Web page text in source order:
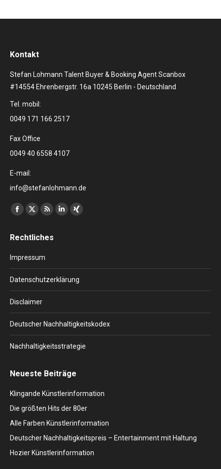
Kontakt
Stefan Lohmann Talent Buyer & Booking Agent Scanbox
#14554 Ehrenbergstr. 16a 10245 Berlin - Deutschland
Tel. mobil:
0049 171 166 2517
Fax Office
0049 40 6558 4107
E-mail:
info@stefanlohmann.de
Finden Sie uns auf:
Facebook
opens
new
window
X
opens
new
window
RSS
opens
new
window
Linkedin
new
window
XING
new
window
Rechtliches
Impressum
Datenschutzerklärung
Disclaimer
Deutscher Nachhaltigkeitskodex
Nachhaltigkeitsstrategie
Neueste Beiträge
Klingande Künstlerinformation
Die größten Hits der 80er
Alle Farben Künstlerinformation
Deutscher Nachhaltigkeitspreis – Entertainment mit Haltung
Hozier Künstlerinformation